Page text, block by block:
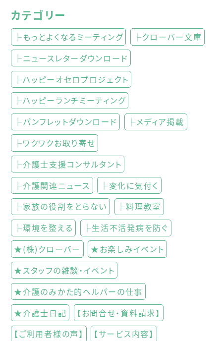
カテゴリー
├もっとよくなるミーティング
├クローバー文庫
├ニュースレターダウンロード
├ハッピーオセロプロジェクト
├ハッピーランチミーティング
├パンフレットダウンロード
├メディア掲載
├ワクワクお取り寄せ
├介護士支援コンサルタント
├介護関連ニュース
├変化に気付く
├家族の役割をとらない
├料理教室
├環境を整える
├生活不活発病を防ぐ
★(株)クローバー
★お楽しみイベント
★スタッフの雑談・イベント
★介護のみかた的ヘルパーの仕事
★介護士日記
【お問合せ・資料請求】
【ご利用者様の声】
【サービス内容】